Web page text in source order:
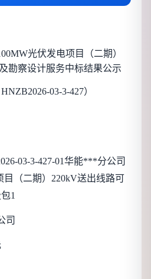
光伏发电项目（二期）
勘察设计服务中标结果公示
HNZB2026-03-3-427）
03-3-427-01华能***分公司
目（二期）220kV送出线路可
1
司